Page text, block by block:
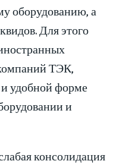
оборудованию, а
Для этого
ТЭК,
и удобной форме
и
консолидация